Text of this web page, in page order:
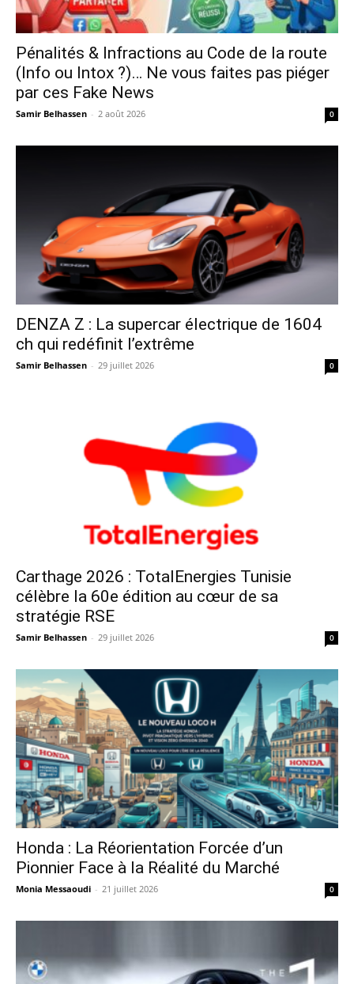
Pénalités & Infractions au Code de la route
(Info ou Intox ?)… Ne vous faites pas piéger
par ces Fake News
Samir Belhassen - 2 août 2026 0
DENZA Z : La supercar électrique de 1604
ch qui redéfinit l’extrême
Samir Belhassen - 29 juillet 2026 0
Carthage 2026 : TotalEnergies Tunisie
célèbre la 60e édition au cœur de sa
stratégie RSE
Samir Belhassen - 29 juillet 2026 0
Honda : La Réorientation Forcée d’un
Pionnier Face à la Réalité du Marché
Monia Messaoudi - 21 juillet 2026 0